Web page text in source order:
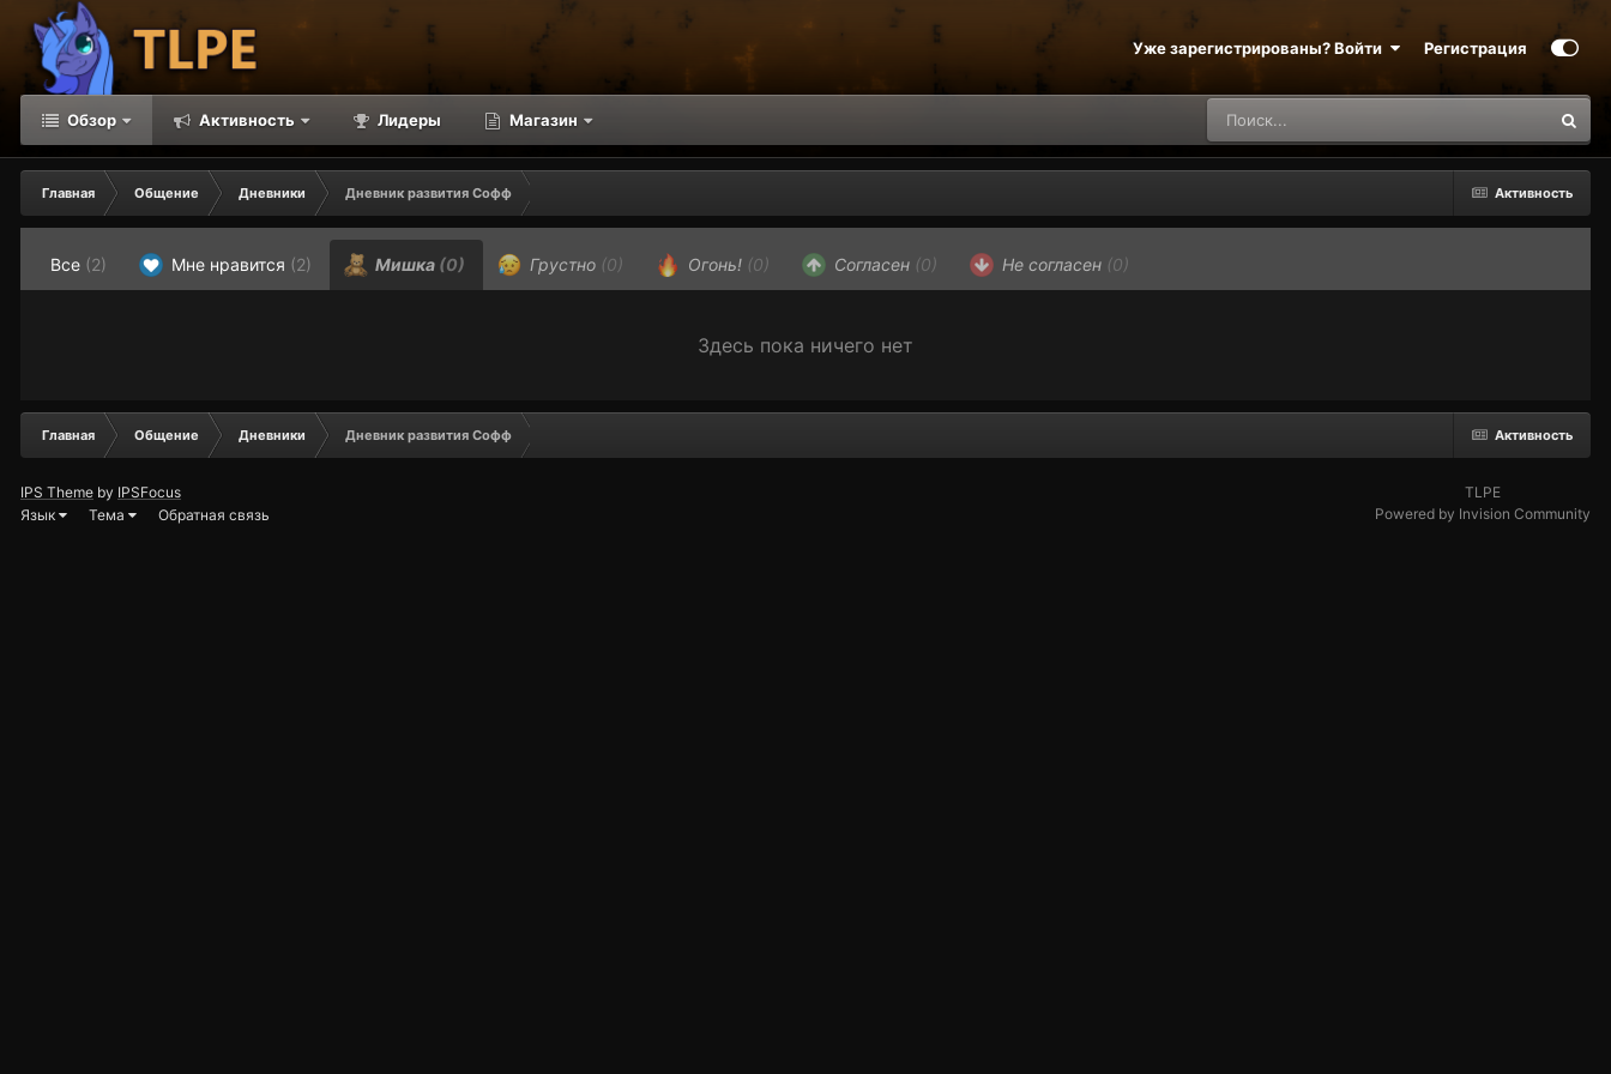
Уже зарегистрированы? Войти Регистрация
Обзор Активность Лидеры Магазин
Активность
Главная Общение Дневники Дневник развития Софф
Все (2) Мне нравится (2) Мишка (0) Грустно (0) Огонь! (0) Согласен (0) Не согласен (0)
Здесь пока ничего нет
Активность
Главная Общение Дневники Дневник развития Софф
IPS Theme by IPSFocus
Язык
Тема Обратная связь
TLPE
Powered by Invision Community